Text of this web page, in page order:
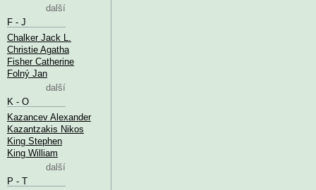
další
F - J
Chalker Jack L.
Christie Agatha
Fisher Catherine
Folný Jan
další
K - O
Kazancev Alexander
Kazantzakis Nikos
King Stephen
King William
další
P - T